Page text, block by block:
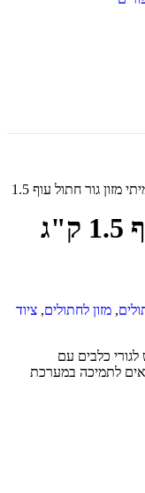
אמיתי מזון גור חתול עוף 1.5
, מזון לחתולים, ציוד
3 ק"ג – מזון יבש לגורי כלבים עם
לתמיכה במערכת